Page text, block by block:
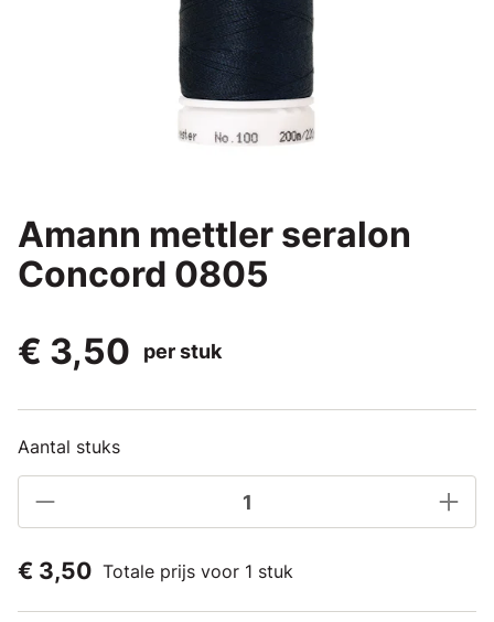
Amann mettler seralon
Concord 0805
€ 3,50
per stuk
Aantal stuks
€ 3,50 Totale prijs voor 1 stuk